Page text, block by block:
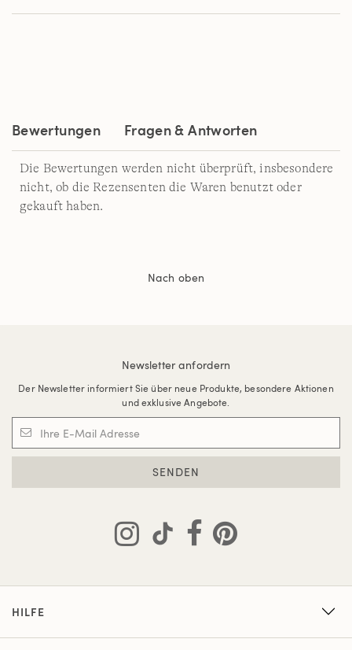
Bewertungen Fragen & Antworten
Die Bewertungen werden nicht überprüft, insbesondere
nicht, ob die Rezensenten die Waren benutzt oder
gekauft haben.
Nach oben
Newsletter anfordern
Der Newsletter informiert Sie über neue Produkte, besondere Aktionen
und exklusive Angebote.
SENDEN
HILFE